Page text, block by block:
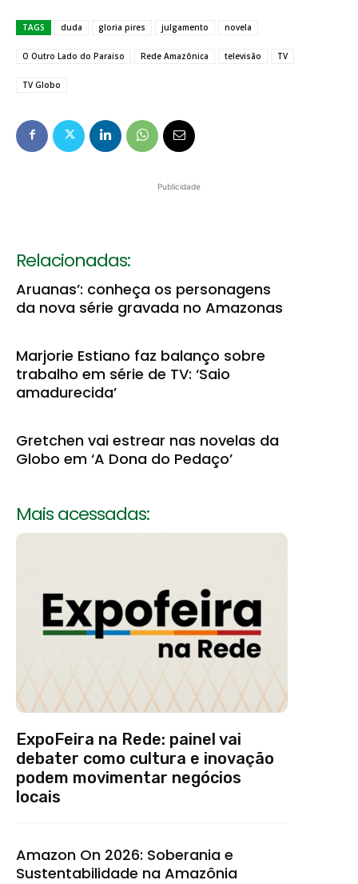
TAGS duda gloria pires julgamento novela
O Outro Lado do Paraiso Rede Amazônica televisão TV
TV Globo
Publicidade
Relacionadas:
Aruanas’: conheça os personagens
da nova série gravada no Amazonas
Marjorie Estiano faz balanço sobre
trabalho em série de TV: ‘Saio
amadurecida’
Gretchen vai estrear nas novelas da
Globo em ‘A Dona do Pedaço’
Mais acessadas:
ExpoFeira na Rede: painel vai
debater como cultura e inovação
podem movimentar negócios
locais
Amazon On 2026: Soberania e
Sustentabilidade na Amazônia